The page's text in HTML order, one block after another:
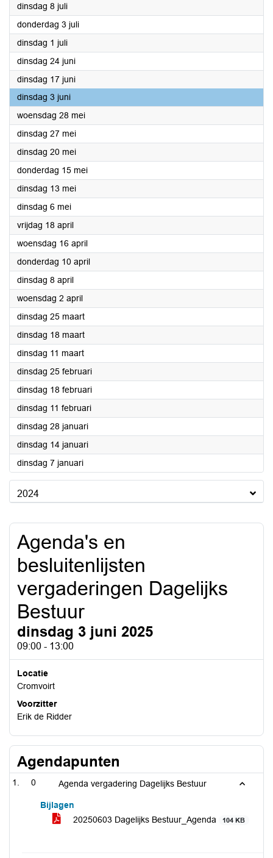
dinsdag 8 juli2025
donderdag 3 juli2025
dinsdag 1 juli2025
dinsdag 24 juni2025
dinsdag 17 juni2025
dinsdag 3 juni2025
woensdag 28 mei2025
dinsdag 27 mei2025
dinsdag 20 mei2025
donderdag 15 mei2025
dinsdag 13 mei2025
dinsdag 6 mei2025
vrijdag 18 april2025
woensdag 16 april2025
donderdag 10 april2025
dinsdag 8 april2025
woensdag 2 april2025
dinsdag 25 maart2025
dinsdag 18 maart2025
dinsdag 11 maart2025
dinsdag 25 februari2025
dinsdag 18 februari2025
dinsdag 11 februari2025
dinsdag 28 januari2025
dinsdag 14 januari2025
dinsdag 7 januari2025
2024
Agenda's en
besluitenlijsten
vergaderingen Dagelijks
Bestuur
dinsdag 3 juni 2025
09:00 - 13:00
Locatie
Cromvoirt
Voorzitter
Erik de Ridder
Agendapunten
0 Agenda vergadering Dagelijks Bestuur
Bijlagen
20250603 Dagelijks Bestuur_Agenda
104 KB